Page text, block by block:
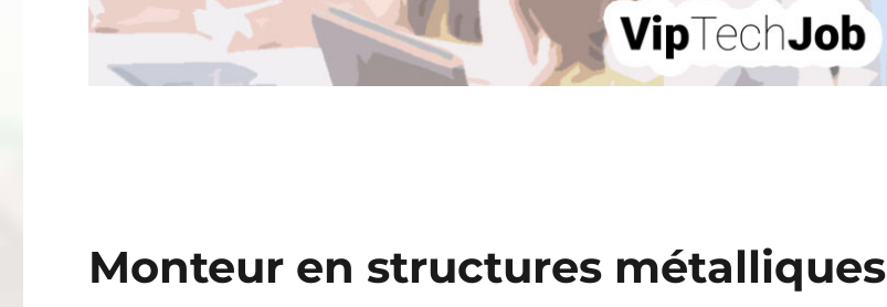
Monteur en structures métalliques